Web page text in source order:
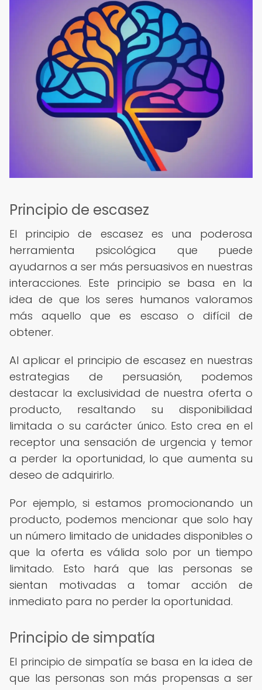
Principio de escasez
El principio de escasez es una poderosa
herramienta psicológica que puede
ayudarnos a ser más persuasivos en nuestras
interacciones. Este principio se basa en la
idea de que los seres humanos valoramos
más aquello que es escaso o difícil de
obtener.
Al aplicar el principio de escasez en nuestras
estrategias de persuasión, podemos
destacar la exclusividad de nuestra oferta o
producto, resaltando su disponibilidad
limitada o su carácter único. Esto crea en el
receptor una sensación de urgencia y temor
a perder la oportunidad, lo que aumenta su
deseo de adquirirlo.
Por ejemplo, si estamos promocionando un
producto, podemos mencionar que solo hay
un número limitado de unidades disponibles o
que la oferta es válida solo por un tiempo
limitado. Esto hará que las personas se
sientan motivadas a tomar acción de
inmediato para no perder la oportunidad.
Principio de simpatía
El principio de simpatía se basa en la idea de
que las personas son más propensas a ser